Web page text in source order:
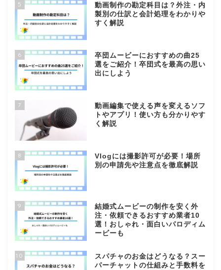
5
動画制作の勘定科目は？外注・内
製別の仕訳と会計処理をわかりや
すく解説
6
卒団ムービーにおすすめの曲25
選をご紹介！卒団式を最高の思い
出にしよう
7
動画編集で使える声を変えるソフ
トやアプリ！使い方も分かりやす
く解説
8
Vlogには撮影許可が必要！場所
別の申請先や注意点を徹底解説
9
結婚式ムービーの制作を安く外
注・依頼できるおすすめ業者10
選！おしゃれ・面白いパロディム
ービーも
10
スパチャのお金はどうなる？スー
パーチャットの仕組みと手数料を